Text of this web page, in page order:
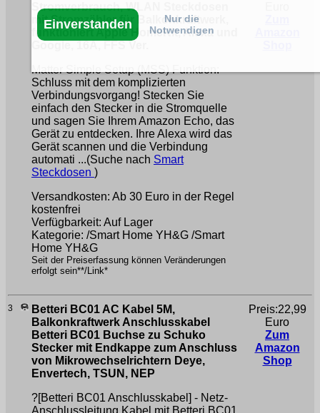
Stromverbrauch, WLAN Steckdosen
mit Stromzähler für Balkonkraftwerk,
funktioniert Apple HomeKit, Alexa und
Matter Simple Setup (MSS) Funktion:
Schluss mit dem komplizierten
Verbindungsvorgang! Stecken Sie
einfach den Stecker in die Stromquelle
und sagen Sie Ihrem Amazon Echo, das
Gerät zu entdecken. Ihre Alexa wird das
Gerät scannen und die Verbindung
automati ...(Suche nach Smart
Steckdosen )
Versandkosten: Ab 30 Euro in der Regel
kostenfrei
Verfügbarkeit: Auf Lager
Kategorie: /Smart Home YH&G /Smart
Home YH&G
Seit der Preiserfassung können Veränderungen
erfolgt sein**/Link*
3
Betteri BC01 AC Kabel 5M,
Balkonkraftwerk Anschlusskabel
Betteri BC01 Buchse zu Schuko
Stecker mit Endkappe zum Anschluss
von Mikrowechselrichtern Deye,
Envertech, TSUN, NEP
?[Betteri BC01 Anschlusskabel] - Netz-
Preis:22,99
Euro
Zum
Amazon
Shop
Einverstanden
Nur die
Notwendigen